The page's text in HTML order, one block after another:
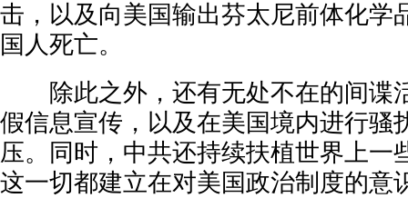
击，以及向美国输出芬太尼前体化学
国人死亡。
除此之外，还有无处不在的间谍
假信息宣传，以及在美国境内进行骚
压。同时，中共还持续扶植世界上
这一切都建立在对美国政治制度的意